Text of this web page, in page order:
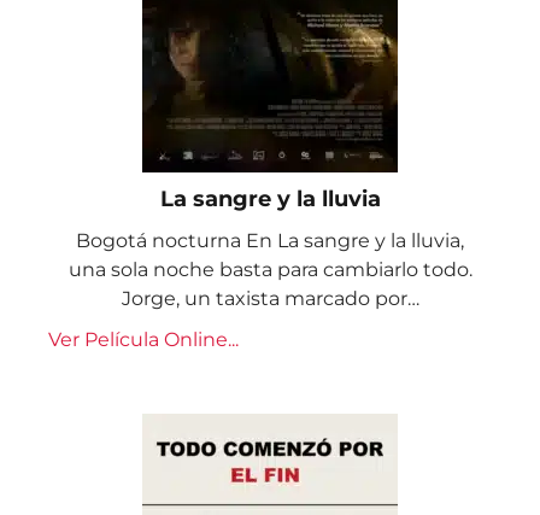
La sangre y la lluvia
Bogotá nocturna En La sangre y la lluvia,
una sola noche basta para cambiarlo todo.
Jorge, un taxista marcado por…
Ver Película Online...